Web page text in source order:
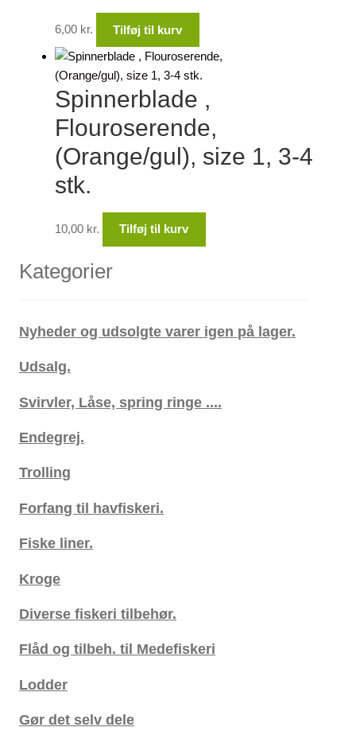
6,00 kr. Tilføj til kurv
Spinnerblade ,
Flouroserende,
(Orange/gul), size 1, 3-4
stk.
10,00 kr. Tilføj til kurv
Kategorier
Nyheder og udsolgte varer igen på lager.
Udsalg.
Svirvler, Låse, spring ringe ....
Endegrej.
Trolling
Forfang til havfiskeri.
Fiske liner.
Kroge
Diverse fiskeri tilbehør.
Flåd og tilbeh. til Medefiskeri
Lodder
Gør det selv dele